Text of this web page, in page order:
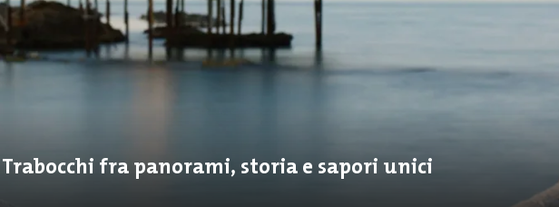
fra panorami, storia e sapori unici